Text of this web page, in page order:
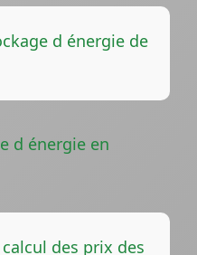
d énergie de
d énergie en
des prix des